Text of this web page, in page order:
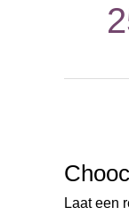
Laat een
jaar